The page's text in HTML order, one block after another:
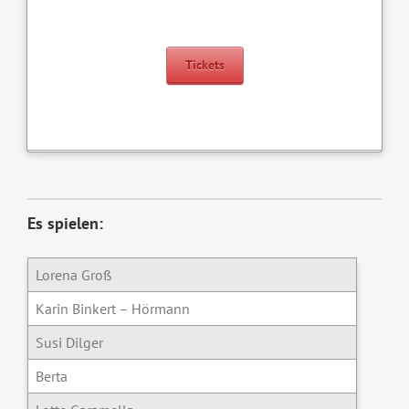
Tickets
Es spielen:
Lorena Groß
Karin Binkert – Hörmann
Susi Dilger
Berta